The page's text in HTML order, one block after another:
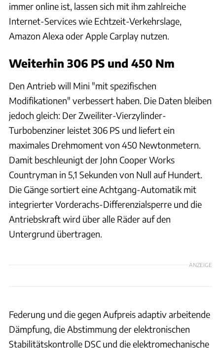
immer online ist, lassen sich mit ihm zahlreiche
Internet-Services wie Echtzeit-Verkehrslage,
Amazon Alexa oder Apple Carplay nutzen.
Weiterhin 306 PS und 450 Nm
Den Antrieb will Mini "mit spezifischen
Modifikationen" verbessert haben. Die Daten bleiben
jedoch gleich: Der Zweiliter-Vierzylinder-
Turbobenziner leistet 306 PS und liefert ein
maximales Drehmoment von 450 Newtonmetern.
Damit beschleunigt der John Cooper Works
Countryman in 5,1 Sekunden von Null auf Hundert.
Die Gänge sortiert eine Achtgang-Automatik mit
integrierter Vorderachs-Differenzialsperre und die
Antriebskraft wird über alle Räder auf den
Untergrund übertragen.
ANZEIGE
Federung und die gegen Aufpreis adaptiv arbeitende
Dämpfung, die Abstimmung der elektronischen
Stabilitätskontrolle DSC und die elektromechanische